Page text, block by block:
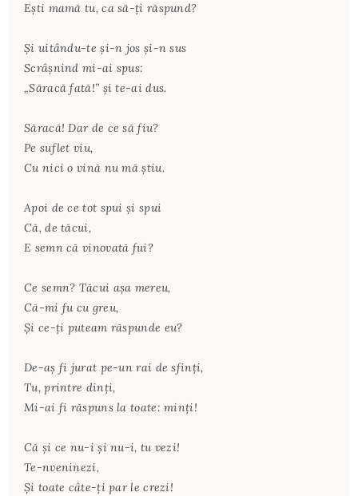
Eşti mamă tu, ca să-ţi răspund?
Şi uitându-te şi-n jos şi-n sus
Scrâşnind mi-ai spus:
„Săracă fată!” şi te-ai dus.
Săracă! Dar de ce să fiu?
Pe suflet viu,
Cu nici o vină nu mă ştiu.
Apoi de ce tot spui şi spui
Că, de tăcui,
E semn că vinovată fui?
Ce semn? Tăcui aşa mereu,
Că-mi fu cu greu,
Şi ce-ţi puteam răspunde eu?
De-aş fi jurat pe-un rai de sfinţi,
Tu, printre dinţi,
Mi-ai fi răspuns la toate: minţi!
Că şi ce nu-i şi nu-i, tu vezi!
Te-nveninezi,
Şi toate câte-ţi par le crezi!